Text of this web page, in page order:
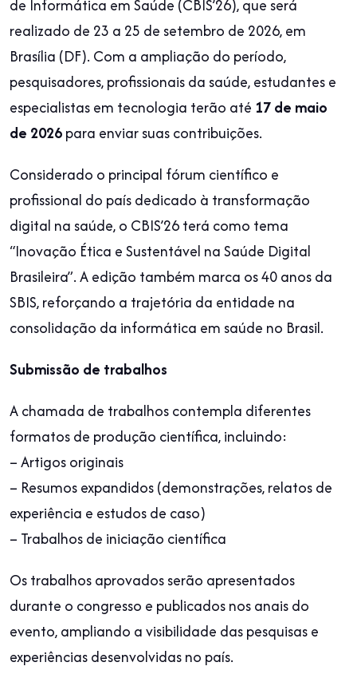
de Informática em Saúde (CBIS’26), que será
realizado de 23 a 25 de setembro de 2026, em
Brasília (DF). Com a ampliação do período,
pesquisadores, profissionais da saúde, estudantes e
especialistas em tecnologia terão até 17 de maio
de 2026para enviar suas contribuições.
Considerado o principal fórum científico e
profissional do país dedicado à transformação
digital na saúde, o CBIS’26 terá como tema
“Inovação Ética e Sustentável na Saúde Digital
Brasileira”. A edição também marca os 40 anos da
SBIS, reforçando a trajetória da entidade na
consolidação da informática em saúde no Brasil.
Submissão de trabalhos
A chamada de trabalhos contempla diferentes
formatos de produção científica, incluindo:
– Artigos originais
– Resumos expandidos (demonstrações, relatos de
experiência e estudos de caso)
– Trabalhos de iniciação científica
Os trabalhos aprovados serão apresentados
durante o congresso e publicados nos anais do
evento, ampliando a visibilidade das pesquisas e
experiências desenvolvidas no país.